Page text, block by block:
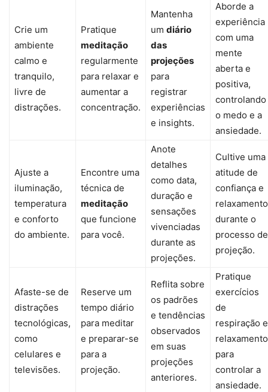
Crie um
ambiente
calmo e
tranquilo,
livre de
distrações.
Pratique
meditação
regularmente
para relaxar e
aumentar a
concentração.
Mantenha
um diário
das
projeções
para
registrar
experiências
e insights.
Aborde a
experiência
com uma
mente
aberta e
positiva,
controlando
o medo e a
ansiedade.
Ajuste a
iluminação,
temperatura
e conforto
do ambiente.
Encontre uma
técnica de
meditação
que funcione
para você.
Anote
detalhes
como data,
duração e
sensações
vivenciadas
durante as
projeções.
Cultive uma
atitude de
confiança e
relaxamento
durante o
processo de
projeção.
Afaste-se de
distrações
tecnológicas,
como
celulares e
televisões.
Reserve um
tempo diário
para meditar
e preparar-se
para a
projeção.
Reflita sobre
os padrões
e tendências
observados
em suas
projeções
anteriores.
Pratique
exercícios
de
respiração e
relaxamento
para
controlar a
ansiedade.